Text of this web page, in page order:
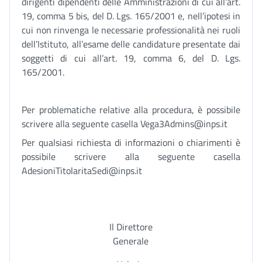
19, comma 5 bis, del D. Lgs. 165/2001 e, nell’ipotesi in
cui non rinvenga le necessarie professionalità nei ruoli
dell’Istituto, all’esame delle candidature presentate dai
soggetti di cui all’art. 19, comma 6, del D. Lgs.
165/2001.
Per problematiche relative alla procedura, è possibile
scrivere alla seguente casella Vega3Admins@inps.it
Per qualsiasi richiesta di informazioni o chiarimenti è
possibile scrivere alla seguente casella
AdesioniTitolaritaSedi@inps.it
Il Direttore
Generale